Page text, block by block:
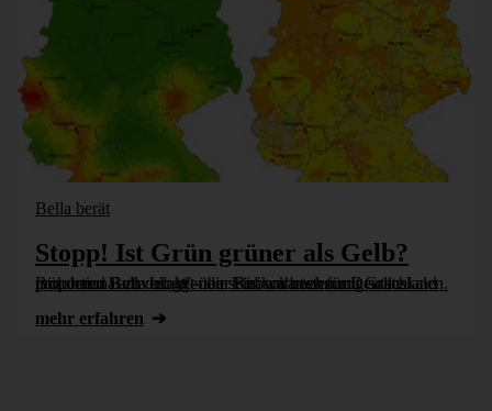
Bella berät
Stopp! Ist Grün grüner als Gelb?
Bürohund Bella bloggt über Risikokarten für Deutschland und deren Farbverlauf – die Farbwahrnehmung sollte proportional zu den Werten sein, am besten mit Grauskalen.
mehr erfahren